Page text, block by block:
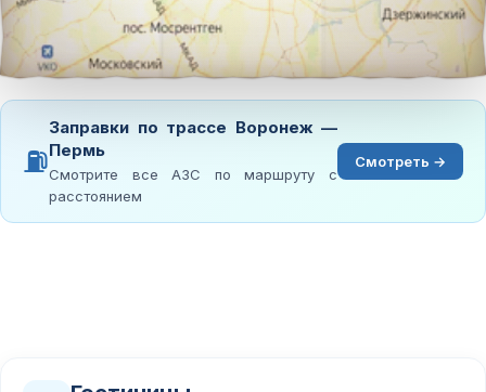
⛽
Заправки по трассе Воронеж —
Пермь
Смотрите все АЗС по маршруту с
расстоянием
Смотреть →